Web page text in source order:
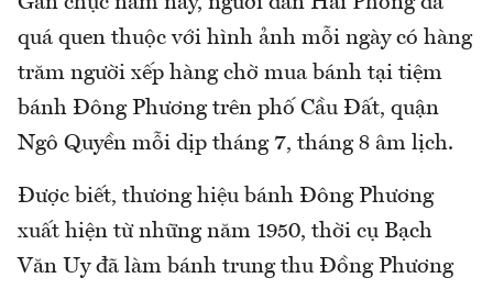
quá quen thuộc với hình ảnh mỗi ngày có hàng
trăm người xếp hàng chờ mua bánh tại tiệm
bánh Đông Phương trên phố Cầu Đất, quận
Ngô Quyền mỗi dịp tháng 7, tháng 8 âm lịch.
Được biết, thương hiệu bánh Đông Phương
xuất hiện từ những năm 1950, thời cụ Bạch
Văn Uy đã làm bánh trung thu Đồng Phương